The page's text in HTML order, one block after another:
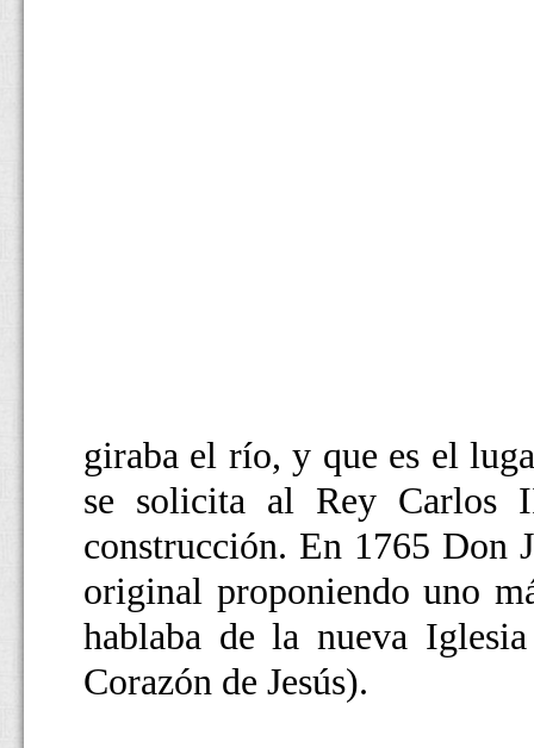
giraba el río, y que es el
se solicita al Rey Carlos
construcción. En 1765 Don
original proponiendo uno
hablaba de la nueva
Corazón de Jesús).